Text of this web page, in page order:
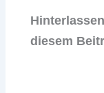
diesem